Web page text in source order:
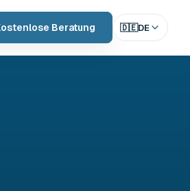
Beratung 🇩🇪DE